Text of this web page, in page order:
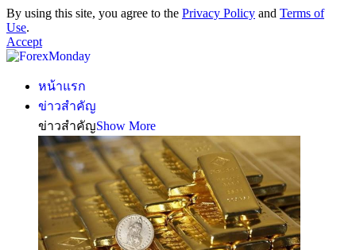
By using this site, you agree to the Privacy Policy and Terms of
Use.
Accept
หน้าแรก
ข่าวสำคัญ
ข่าวสำคัญShow More